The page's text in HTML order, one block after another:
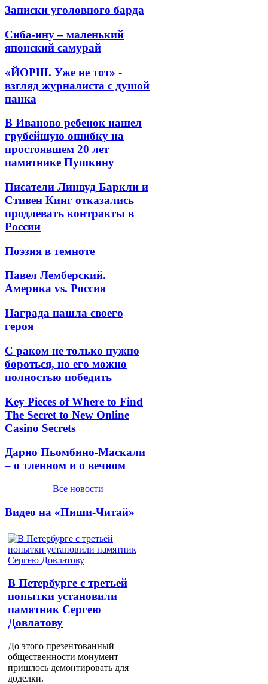
Записки уголовного барда
Сиба-ину – маленький
японский самурай
«ЙОРШ. Уже не тот» -
взгляд журналиста с душой
панка
В Иваново ребенок нашел
грубейшую ошибку на
простоявшем 20 лет
памятнике Пушкину
Писатели Линвуд Баркли и
Стивен Кинг отказались
продлевать контракты в
России
Поэзия в темноте
Павел Лемберский.
Америка vs. Россия
Награда нашла своего
героя
С раком не только нужно
бороться, но его можно
полностью победить
Key Pieces of Where to Find
The Secret to New Online
Casino Secrets
Дарио Пьомбино-Маскали
– о тленном и о вечном
Все новости
Видео на «Пиши-Читай»
В Петербурге с третьей
попытки установили
памятник Сергею
Довлатову
До этого презентованный
общественности монумент
пришлось демонтировать для
доделки.